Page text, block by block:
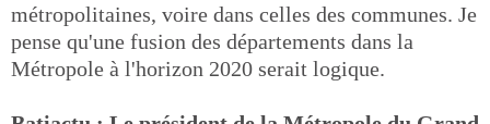
métropolitaines, voire dans celles des communes. Je
pense qu'une fusion des départements dans la
Métropole à l'horizon 2020 serait logique.